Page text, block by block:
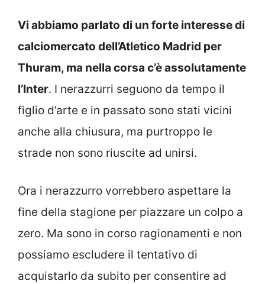
Vi abbiamo parlato di un forte interesse di
calciomercato dell’Atletico Madrid per
Thuram, ma nella corsa c’è assolutamente
l’Inter. I nerazzurri seguono da tempo il
figlio d’arte e in passato sono stati vicini
anche alla chiusura, ma purtroppo le
strade non sono riuscite ad unirsi.
Ora i nerazzurro vorrebbero aspettare la
fine della stagione per piazzare un colpo a
zero. Ma sono in corso ragionamenti e non
possiamo escludere il tentativo di
acquistarlo da subito per consentire ad